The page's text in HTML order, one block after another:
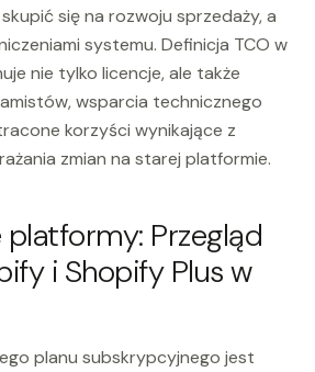
się na rozwoju sprzedaży, a
systemu. Definicja TCO w
nie tylko licencje, ale także
wsparcia technicznego
korzyści wynikające z
zmian na starej platformie.
platformy: Przegląd
i Shopify Plus w
planu subskrypcyjnego jest